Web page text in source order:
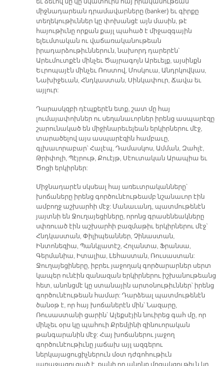
միջնադարեան դրամավարները (banker) եւ գիրքը
տեղեկութիւններ կը փոխանցէ այն մասին, թէ
հայութիւնը որքան քայլ պահած է միջազգային
ելեւմտական ու վաճառականութեան
իրադարձութիւններուն, նախորդ դարերէն՝
Արեւմուտքէն մինչեւ Ծայրագոյն Արեւելք, այսինքն
Եւրոպայէն մինչեւ Ռոստով, Մոսկուա, Անդրկովկաս,
Նախիջեւան, Հնդկաստան, Սինկափուր, Ճավա եւ
այլուր:
Դարասկզբի դէպքերէն ետք, շատ մը հայ
լումայափոխներ ու սեղանաւորներ իրենց ասպարէզը
շարունակած են միջինարեւելեան երկիրներու մէջ,
տարածելով այս ասպարէզին համբաւը,
գլխաւորաբար՝ Հալէպ, Դամասկոս, Ամման, Զահլէ,
Թրիփոլի, Պէյրութ, Քուէյթ, Սէուտական Արապիա եւ
Ծոցի երկիրներ:
Միջնադարէն սկսեալ հայ առեւտրականները՝
խոճաները իրենց գործունէութեամբ նշանաւոր էին
ամբողջ աշխարհի մէջ: Մանաւանդ, պատմութենէն
յայտնի են Ջուղայեցիները, որոնց գրասենեակները
սփռուած էին աշխարհի բազմաթիւ երկիրներու մէջ՝
Հնդկաստան, Փիլիպեաններ, Չինաստան,
Ինտոնեզիա, Պանկլատէշ, Հոլանտա, Ֆրանսա,
Գերմանիա, Իտալիա, Լեհաստան, Ռուսաստան:
Ջուղայեցիները, իբրեւ յաջողակ գործարարներ սերտ
կապեր ունէին զանազան երկիրներու իշխանութեանց
հետ, անոնցմէ կը ստանային արտօնութիւններ՝ իրենց
գործունէութեան համար: Դարձեալ պատմութենէն
ծանօթ է, որ հայ խոճաներէն մին՝ Նազարը,
Ռուսաստանի ցարին՝ Ալեքսէյին նուիրեց գահ մը, որ
մինչեւ օրս կը պահուի Քրեմլինի զինուորական
թանգարանին մէջ: Հայ խոճաներու յաջող
գործունէութիւնը յաճախ այլ ազգերու
ներկայացուցիչներուն մօտ դժգոհութիւն
յառաջացուցած է, քանի որ անոնք մրցակցութիւն կը